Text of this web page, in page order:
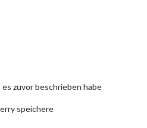
zuvor beschrieben habe
speichere